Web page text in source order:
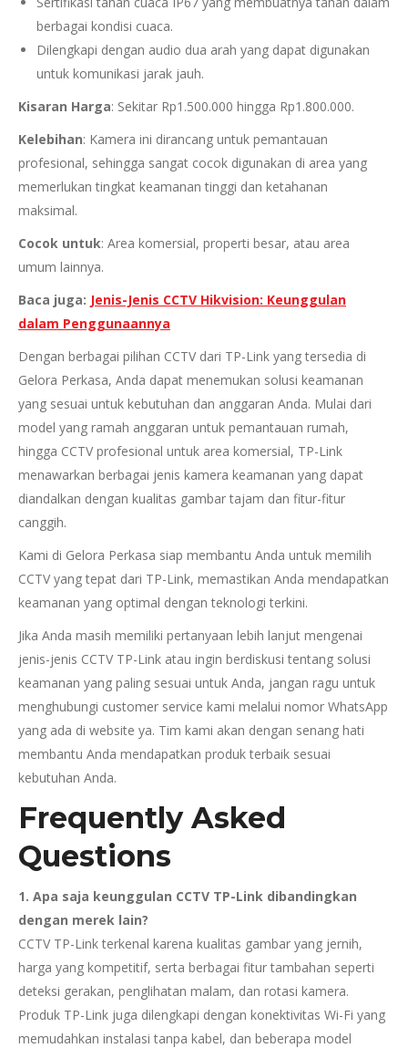
berbagai kondisi cuaca.
Dilengkapi dengan audio dua arah yang dapat digunakan
untuk komunikasi jarak jauh.
Kisaran Harga: Sekitar Rp1.500.000 hingga Rp1.800.000.
Kelebihan: Kamera ini dirancang untuk pemantauan
profesional, sehingga sangat cocok digunakan di area yang
memerlukan tingkat keamanan tinggi dan ketahanan
maksimal.
Cocok untuk: Area komersial, properti besar, atau area
umum lainnya.
Baca juga: Jenis-Jenis CCTV Hikvision: Keunggulan
dalam Penggunaannya
Dengan berbagai pilihan CCTV dari TP-Link yang tersedia di
Gelora Perkasa, Anda dapat menemukan solusi keamanan
yang sesuai untuk kebutuhan dan anggaran Anda. Mulai dari
model yang ramah anggaran untuk pemantauan rumah,
hingga CCTV profesional untuk area komersial, TP-Link
menawarkan berbagai jenis kamera keamanan yang dapat
diandalkan dengan kualitas gambar tajam dan fitur-fitur
canggih.
Kami di Gelora Perkasa siap membantu Anda untuk memilih
CCTV yang tepat dari TP-Link, memastikan Anda mendapatkan
keamanan yang optimal dengan teknologi terkini.
Jika Anda masih memiliki pertanyaan lebih lanjut mengenai
jenis-jenis CCTV TP-Link atau ingin berdiskusi tentang solusi
keamanan yang paling sesuai untuk Anda, jangan ragu untuk
menghubungi customer service kami melalui nomor WhatsApp
yang ada di website ya. Tim kami akan dengan senang hati
membantu Anda mendapatkan produk terbaik sesuai
kebutuhan Anda.
Frequently Asked
Questions
1. Apa saja keunggulan CCTV TP-Link dibandingkan
dengan merek lain?
CCTV TP-Link terkenal karena kualitas gambar yang jernih,
harga yang kompetitif, serta berbagai fitur tambahan seperti
deteksi gerakan, penglihatan malam, dan rotasi kamera.
Produk TP-Link juga dilengkapi dengan konektivitas Wi-Fi yang
memudahkan instalasi tanpa kabel, dan beberapa model